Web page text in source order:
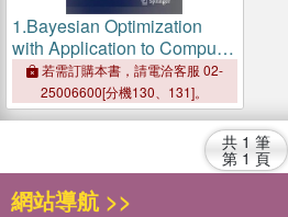
1.Bayesian Optimization
with Application to Computer
Experiments
若需訂購本書，請電洽客服 02-
25006600[分機130、131]。
共 1 筆
第 1 頁
網站導航 >>